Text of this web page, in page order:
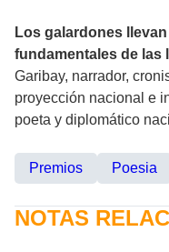
Los galardones
fundamentales de las
Garibay, narrador,
proyección nacional e
poeta y diplomático
Premios Poesia
NOTAS